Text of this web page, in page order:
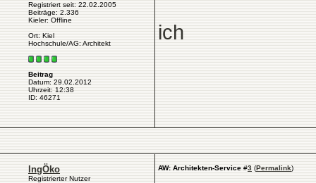
Registriert seit: 22.02.2005
Beiträge: 2.336
Kieler: Offline
Ort: Kiel
Hochschule/AG: Architekt
Beitrag
Datum: 29.02.2012
Uhrzeit: 12:38
ID: 46271
ich
IngÖko
Registrierter Nutzer
AW: Architekten-Service #3 (Permalink)